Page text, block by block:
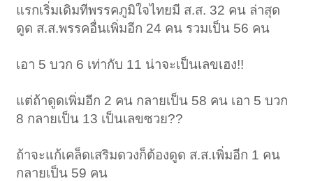
แรกเริ่มเดิมทีพรรคภูมิใจไทยมี ส.ส. 32 คน ล่าสุด
ดูด ส.ส.พรรคอื่นเพิ่มอีก 24 คน รวมเป็น 56 คน
เอา 5 บวก 6 เท่ากับ 11 น่าจะเป็นเลขเฮง!!
แต่ถ้าดูดเพิ่มอีก 2 คน กลายเป็น 58 คน เอา 5 บวก
8 กลายเป็น 13 เป็นเลขซวย??
ถ้าจะแก้เคล็ดเสริมดวงก็ต้องดูด ส.ส.เพิ่มอีก 1 คน
กลายเป็น 59 คน